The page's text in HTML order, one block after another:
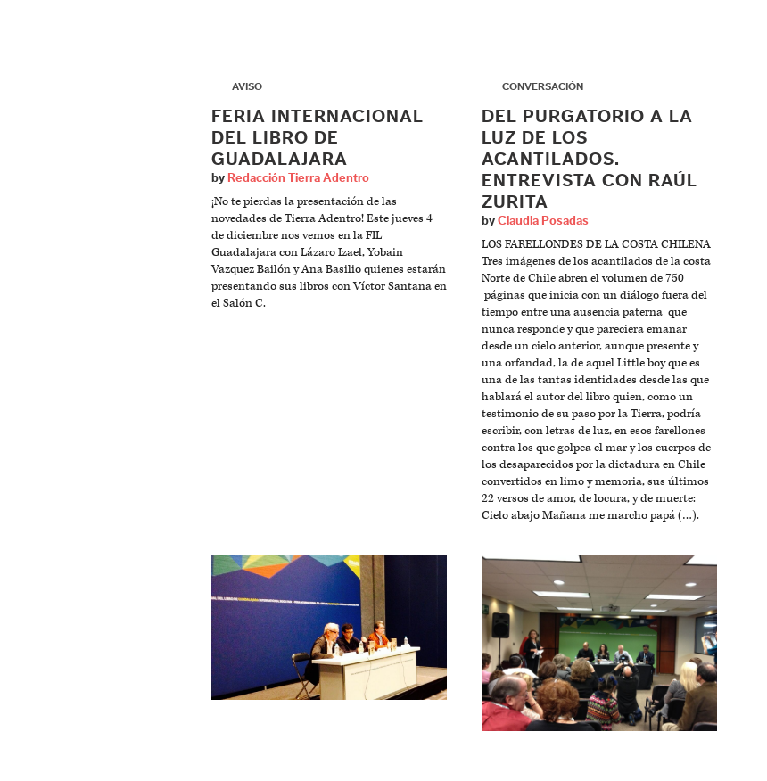
AVISO
FERIA INTERNACIONAL
DEL LIBRO DE
GUADALAJARA
by Redacción Tierra Adentro
¡No te pierdas la presentación de las
novedades de Tierra Adentro! Este jueves 4
de diciembre nos vemos en la FIL
Guadalajara con Lázaro Izael, Yobain
Vazquez Bailón y Ana Basilio quienes estarán
presentando sus libros con Víctor Santana en
el Salón C.
CONVERSACIÓN
DEL PURGATORIO A LA
LUZ DE LOS
ACANTILADOS.
ENTREVISTA CON RAÚL
ZURITA
by Claudia Posadas
LOS FARELLONDES DE LA COSTA CHILENA
Tres imágenes de los acantilados de la costa
Norte de Chile abren el volumen de 750
páginas que inicia con un diálogo fuera del
tiempo entre una ausencia paterna que
nunca responde y que pareciera emanar
desde un cielo anterior, aunque presente y
una orfandad, la de aquel Little boy que es
una de las tantas identidades desde las que
hablará el autor del libro quien, como un
testimonio de su paso por la Tierra, podría
escribir, con letras de luz, en esos farellones
contra los que golpea el mar y los cuerpos de
los desaparecidos por la dictadura en Chile
convertidos en limo y memoria, sus últimos
22 versos de amor, de locura, y de muerte:
Cielo abajo Mañana me marcho papá (…).